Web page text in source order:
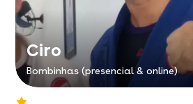
Ciro
Bombinhas (presencial & online)